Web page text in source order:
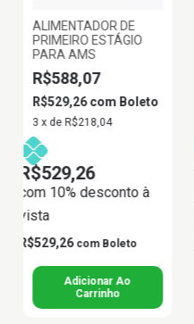
ALIMENTADOR DE
PRIMEIRO ESTÁGIO
PARA AMS
R$588,07
R$529,26com Boleto
3 x de R$218,04
R$529,26
com 10% desconto à
vista
R$529,26 com Boleto